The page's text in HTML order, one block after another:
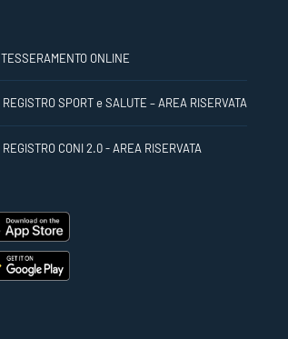
TESSERAMENTO ONLINE
REGISTRO SPORT e SALUTE – AREA RISERVATA
REGISTRO CONI 2.0 - AREA RISERVATA